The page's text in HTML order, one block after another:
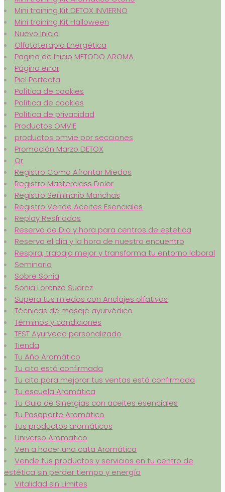
Mini training Kit DETOX INVIERNO
Mini training Kit Halloween
Nuevo Inicio
Olfatoterapia Energética
Pagina de Inicio METODO AROMA
Página error
Piel Perfecta
Política de cookies
Política de cookies
Política de privacidad
Productos OMVIE
productos omvie por secciones
Promoción Marzo DETOX
Qr
Registro Como Afrontar Miedos
Registro Masterclass Dolor
Registro Seminario Manchas
Registro Vende Aceites Esenciales
Replay Resfriados
Reserva de Dia y hora para centros de estetica
Reserva el día y la hora de nuestro encuentro
Respira, trabaja mejor y transforma tu entorno laboral
Seminario
Sobre Sonia
Sonia Lorenzo Suarez
Supera tus miedos con Anclajes olfativos
Técnicas de masaje ayurvédico
Términos y condiciones
TEST Ayurveda personalizado
Tienda
Tu Año Aromático
Tu cita está confirmada
Tu cita para mejorar tus ventas está confirmada
Tu escuela Aromática
Tu Guia de Sinergias con aceites esenciales
Tu Pasaporte Aromático
Tus productos aromáticos
Universo Aromatico
Ven a hacer una cata Aromática
Vende tus productos y servicios en tu centro de
estética sin perder tiempo y energía
Vitalidad sin Límites